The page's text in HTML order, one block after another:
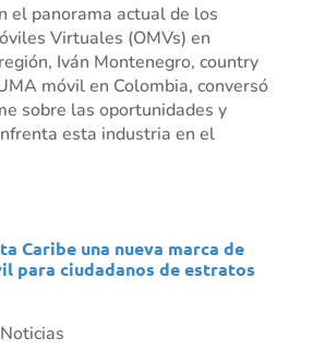
el panorama actual de los
Virtuales (OMVs) en
Iván Montenegro, country
móvil en Colombia, conversó
sobre las oportunidades y
esta industria en el
Caribe una nueva marca de
para ciudadanos de estratos
Noticias